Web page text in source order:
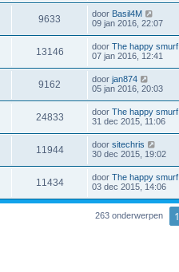
9633 door Basil4M
09 jan 2016, 22:07
13146 door The happy smurf
07 jan 2016, 12:41
9162 door jan874
05 jan 2016, 20:03
24833 door The happy smurf
31 dec 2015, 11:06
11944 door sitechris
30 dec 2015, 19:02
11434 door The happy smurf
03 dec 2015, 14:06
263 onderwerpen 1